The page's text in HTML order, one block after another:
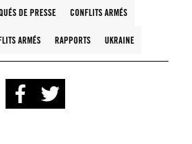
DE PRESSE CONFLITS ARMÉS
ARMÉS RAPPORTS UKRAINE